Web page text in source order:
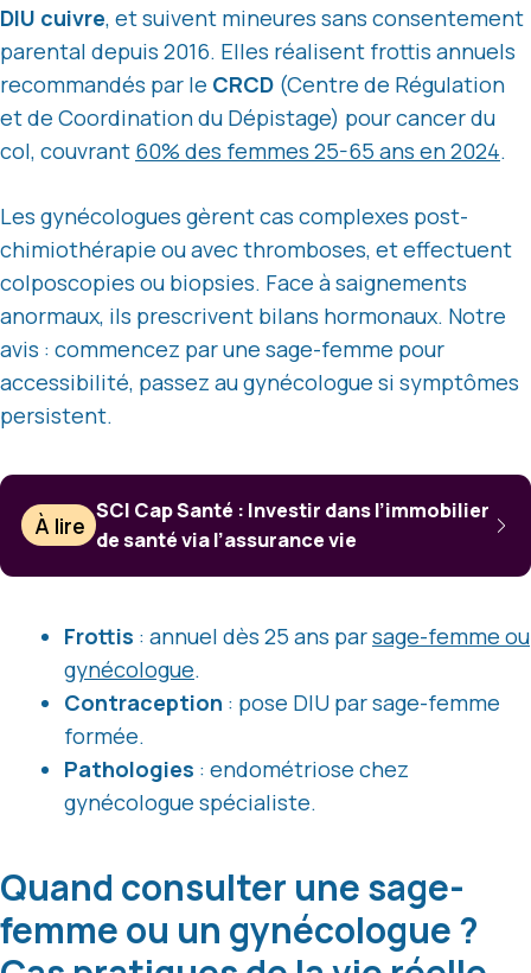
DIU cuivre, et suivent mineures sans consentement
parental depuis 2016. Elles réalisent frottis annuels
recommandés par le CRCD (Centre de Régulation
et de Coordination du Dépistage) pour cancer du
col, couvrant 60% des femmes 25-65 ans en 2024.
Les gynécologues gèrent cas complexes post-
chimiothérapie ou avec thromboses, et effectuent
colposcopies ou biopsies. Face à saignements
anormaux, ils prescrivent bilans hormonaux. Notre
avis : commencez par une sage-femme pour
accessibilité, passez au gynécologue si symptômes
persistent.
À lire
SCI Cap Santé : Investir dans l’immobilier
de santé via l’assurance vie
Frottis : annuel dès 25 ans parsage-femme ou
gynécologue.
Contraception : pose DIU par sage-femme
formée.
Pathologies : endométriose chez
gynécologue spécialiste.
Quand consulter une sage-
femme ou un gynécologue ?